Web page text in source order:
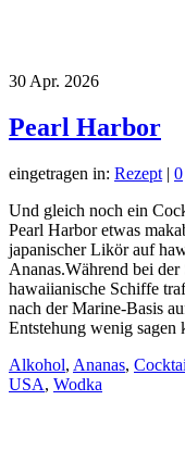
30 Apr. 2026
Pearl Harbor
eingetragen in: Rezept | 0
Und gleich noch ein
Pearl Harbor etwas
japanischer Likör auf
Ananas.Während bei
hawaiianische Schiffe
nach der Marine-Basis
Entstehung wenig
Alkohol, Ananas,
USA, Wodka